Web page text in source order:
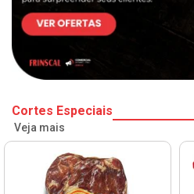
Cortes Especiais
Veja mais